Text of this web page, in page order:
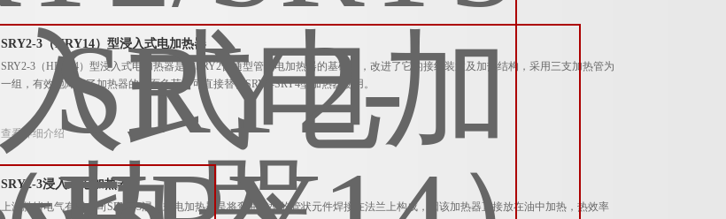
SRY2-3（HRY14）型浸入式电加热器
SRY2-3（HRY14）型浸入式电加热器是在SRY2普通型管状电加热器的基础上，改进了它的接线装置及加热结构，采用三支加热管为
一组，有效地降低了加热器的表面负荷，可直接替代SRY2-SRY4型加热器使用。
查看详细介绍
SRY2-3浸入式电加热器
上海胜绪电气有限公司SRY2-3浸入式电加热器是将弯曲成型的管状元件焊接在法兰上构成，因该加热器直接放在油中加热，热效率